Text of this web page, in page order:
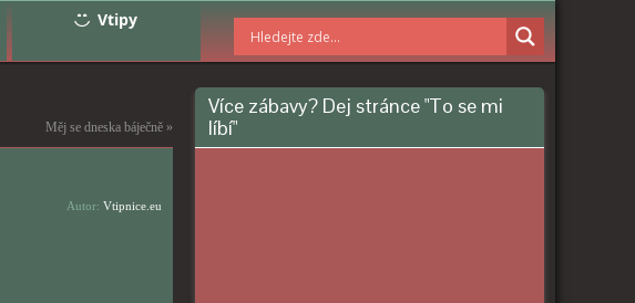
Vtipy
Měj se dneska báječně »
Autor: Vtipnice.eu
Více zábavy? Dej stránce "To se mi
líbí"